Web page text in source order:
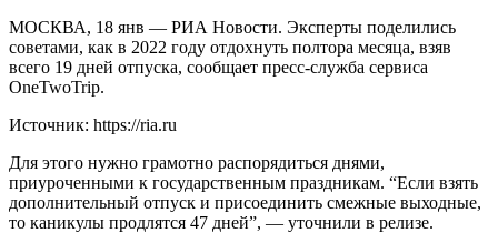
МОСКВА, 18 янв — РИА Новости. Эксперты поделились
советами, как в 2022 году отдохнуть полтора месяца, взяв
всего 19 дней отпуска, сообщает пресс-служба сервиса
OneTwoTrip.
Источник: https://ria.ru
Для этого нужно грамотно распорядиться днями,
приуроченными к государственным праздникам. “Если взять
дополнительный отпуск и присоединить смежные выходные,
то каникулы продлятся 47 дней”, — уточнили в релизе.